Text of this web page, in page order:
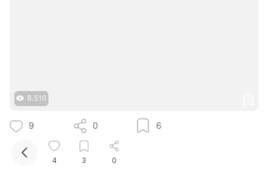
8.510
9 0 6
30 gợi ý thiết kế vườn rau mini tại nhà từ căn hộ đến
nhà phố cực dễ áp dụng
4 3 0